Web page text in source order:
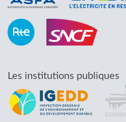
Les institutions publiques